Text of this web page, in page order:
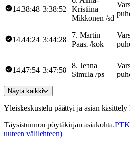
14.38:48 3:38:52
Kristiina
Mikkonen /sd
14.44:24 3:44:28
7. Martin
Paasi /kok
14.47:54 3:47:58
8. Jenna
Simula /ps
Näytä kaikki
Yleiskeskustelu päättyi ja asian käsittely
Täysistunnon pöytäkirjan asiakohta:
uuteen välilehteen)